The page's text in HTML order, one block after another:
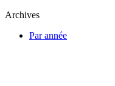
Archives
Par année